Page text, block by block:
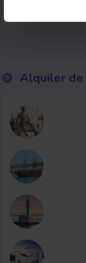
Alquiler de